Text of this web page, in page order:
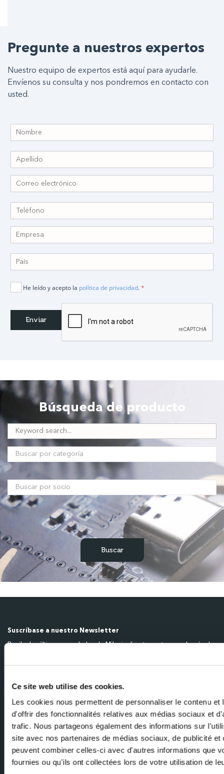
Ce site web utilise des cookies.
Les cookies nous permettent de personnaliser le contenu et
d'offrir des fonctionnalités relatives aux médias sociaux et
trafic. Nous partageons également des informations sur
site avec nos partenaires de médias sociaux, de publicité et
peuvent combiner celles-ci avec d'autres informations que
fournies ou qu'ils ont collectées lors de votre utilisation de
Pregunte a nuestros expertos
Nuestro equipo de expertos está aquí para ayudarle.
Envíenos su consulta y nos pondremos en contacto con
usted.
He leído y acepto la política de privacidad.*
Búsqueda de producto
/
Suscríbase a nuestro Newsletter
Reciba las últimas novedades de Milexia directamente en su buzón de
E-mail